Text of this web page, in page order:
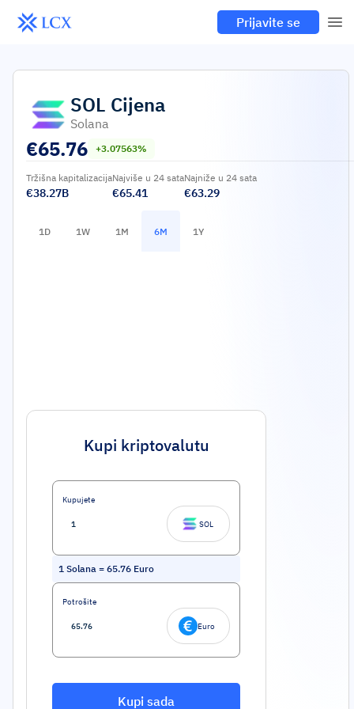
Prijavite se
SOL Cijena
Solana
€65.76 +3.07563%
Tržišna kapitalizacija
€38.27B
Najviše u 24 sata
€65.41
Najniže u 24 sata
€63.29
1D 1W 1M 6M 1Y
Kupi kriptovalutu
Kupujete
SOL
1 Solana = 65.76 Euro
Potrošite
Euro
Kupi sada